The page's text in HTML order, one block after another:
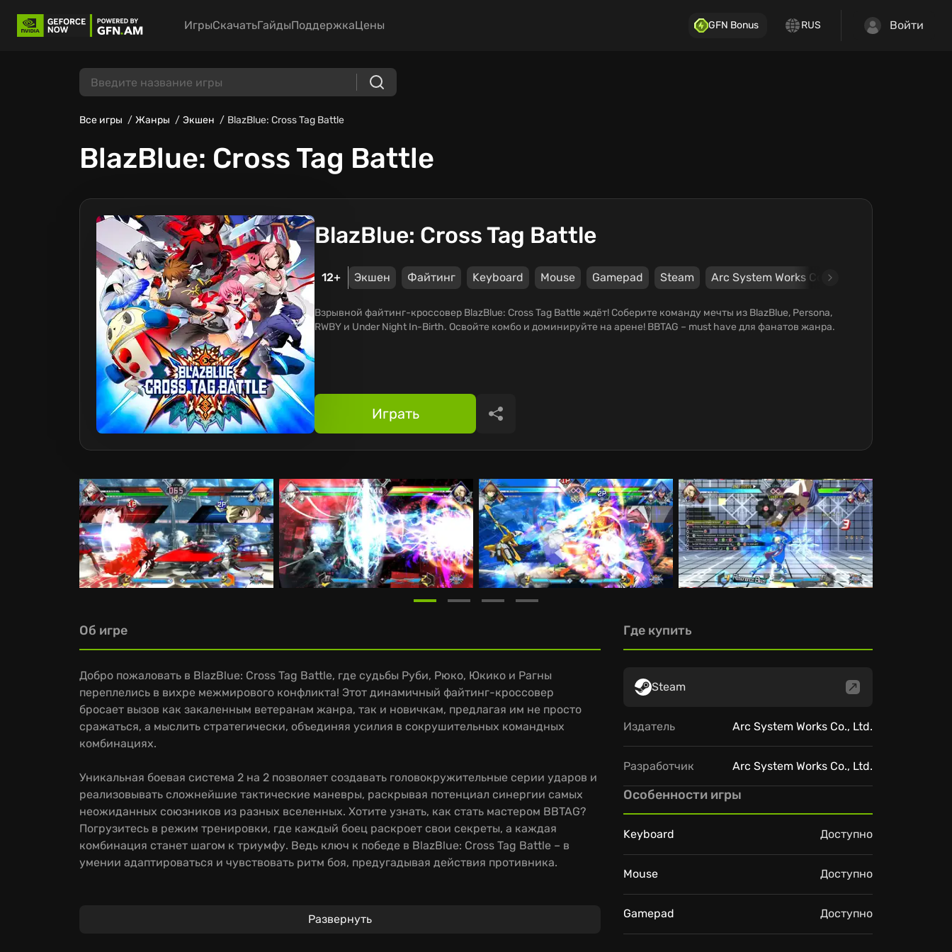
ИгрыСкачатьГайдыПоддержкаЦены GFN Bonus RUS Войти
Все игры Жанры Экшен BlazBlue: Cross Tag Battle
BlazBlue: Cross Tag Battle
BlazBlue: Cross Tag Battle
12+ Экшен Файтинг Keyboard Mouse Gamepad Steam Arc System Works Co., Ltd.
Взрывной файтинг-кроссовер BlazBlue: Cross Tag Battle ждёт! Соберите команду мечты из BlazBlue, Persona,
RWBY и Under Night In-Birth. Освойте комбо и доминируйте на арене! BBTAG – must have для фанатов жанра.
Играть Поделиться
Об игре
Добро пожаловать в BlazBlue: Cross Tag Battle, где судьбы Руби, Рюко, Юкико и Рагны
переплелись в вихре межмирового конфликта! Этот динамичный файтинг-кроссовер
бросает вызов как закаленным ветеранам жанра, так и новичкам, предлагая им не просто
сражаться, а мыслить стратегически, объединяя усилия в сокрушительных командных
комбинациях.
Уникальная боевая система 2 на 2 позволяет создавать головокружительные серии ударов и
реализовывать сложнейшие тактические маневры, раскрывая потенциал синергии самых
неожиданных союзников из разных вселенных. Хотите узнать, как стать мастером BBTAG?
Погрузитесь в режим тренировки, где каждый боец раскроет свои секреты, а каждая
комбинация станет шагом к триумфу. Ведь ключ к победе в BlazBlue: Cross Tag Battle – в
умении адаптироваться и чувствовать ритм боя, предугадывая действия противника.
Развернуть
Где купить
Steam
Издатель Arc System Works Co., Ltd.
Разработчик Arc System Works Co., Ltd.
Особенности игры
Keyboard Доступно
Mouse Доступно
Gamepad Доступно